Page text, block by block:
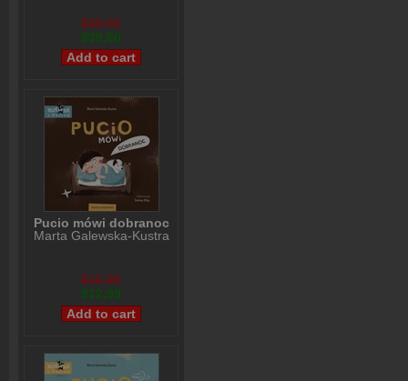
$49,65
$39,50
Pucio mówi dobranoc
Marta Galewska-Kustra
$15,99
$12,99